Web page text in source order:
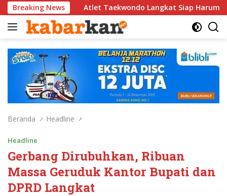
Langsung
ke
konten
Breaking News
Atlet Taekwondo Langkat Siap Harumkan Nama Indonesia di
Beranda Headline
Headline
Gerbang Dirubuhkan, Ribuan
Massa Geruduk Kantor Bupati dan
DPRD Langkat